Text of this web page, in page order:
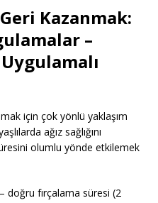
Kazanmak:
–
için çok yönlü yaklaşım
ağız sağlığını
olumlu yönde etkilemek
– doğru fırçalama süresi (2